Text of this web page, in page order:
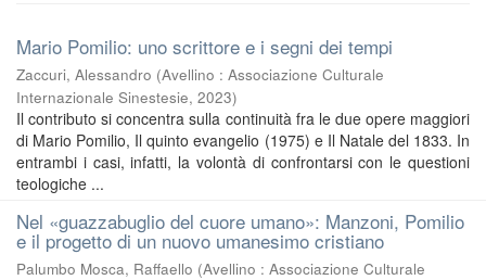
Mario Pomilio: uno scrittore e i segni dei tempi
Zaccuri, Alessandro (Avellino : Associazione Culturale
Internazionale Sinestesie, 2023)
Il contributo si concentra sulla continuità fra le due opere maggiori
di Mario Pomilio, Il quinto evangelio (1975) e Il Natale del 1833. In
entrambi i casi, infatti, la volontà di confrontarsi con le questioni
teologiche ...
Nel «guazzabuglio del cuore umano»: Manzoni, Pomilio
e il progetto di un nuovo umanesimo cristiano
Palumbo Mosca, Raffaello (Avellino : Associazione Culturale